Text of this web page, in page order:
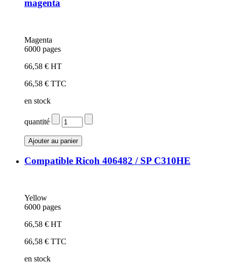
magenta
Magenta
6000 pages
66,58 € HT
66,58 € TTC
en stock
quantité
Compatible Ricoh 406482 / SP C310HE
Yellow
6000 pages
66,58 € HT
66,58 € TTC
en stock